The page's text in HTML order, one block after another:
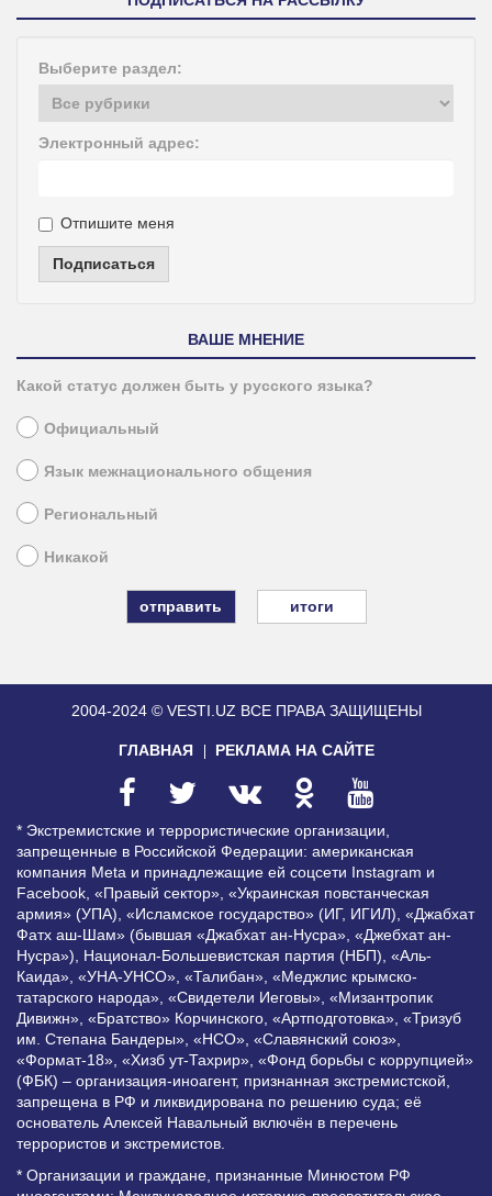
Выберите раздел:
Электронный адрес:
Отпишите меня
Подписаться
ВАШЕ МНЕНИЕ
Какой статус должен быть у русского языка?
Официальный
Язык межнационального общения
Региональный
Никакой
итоги
2004-2024 © VESTI.UZ ВСЕ ПРАВА ЗАЩИЩЕНЫ
ГЛАВНАЯ РЕКЛАМА НА САЙТЕ
* Экстремистские и террористические организации,
запрещенные в Российской Федерации: американская
компания Meta и принадлежащие ей соцсети Instagram и
Facebook, «Правый сектор», «Украинская повстанческая
армия» (УПА), «Исламское государство» (ИГ, ИГИЛ), «Джабхат
Фатх аш-Шам» (бывшая «Джабхат ан-Нусра», «Джебхат ан-
Нусра»), Национал-Большевистская партия (НБП), «Аль-
Каида», «УНА-УНСО», «Талибан», «Меджлис крымско-
татарского народа», «Свидетели Иеговы», «Мизантропик
Дивижн», «Братство» Корчинского, «Артподготовка», «Тризуб
им. Степана Бандеры», «НСО», «Славянский союз»,
«Формат-18», «Хизб ут-Тахрир», «Фонд борьбы с коррупцией»
(ФБК) – организация-иноагент, признанная экстремистской,
запрещена в РФ и ликвидирована по решению суда; её
основатель Алексей Навальный включён в перечень
террористов и экстремистов.
* Организации и граждане, признанные Минюстом РФ